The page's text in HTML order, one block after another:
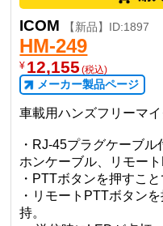
ICOM 【新品】ID:1897
HM-249
¥ 12,155 (税込)
メーカー製品ページ
車載用ハンズフリーマ
・RJ-45プラグケーブ
ホンケーブル、リモー
・PTTボタンを押すこ
・リモートPTTボタン
持。